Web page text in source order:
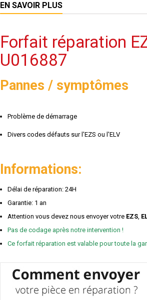
EN SAVOIR PLUS
Forfait réparation
U016887
Pannes / symptômes
Problème de démarrage
Divers codes défauts sur l'EZS ou l'ELV
Informations:
Délai de réparation: 24H
Garantie: 1 an
Attention vous devez nous envoyer votre EZS,
Pas de codage après notre intervention !
Ce forfait réparation est valable pour toute la